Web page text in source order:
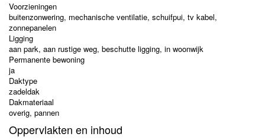
Voorzieningen
buitenzonwering, mechanische ventilatie, schuifpui, tv kabel,
zonnepanelen
Ligging
aan park, aan rustige weg, beschutte ligging, in woonwijk
Permanente bewoning
ja
Daktype
zadeldak
Dakmateriaal
overig, pannen
Oppervlakten en inhoud